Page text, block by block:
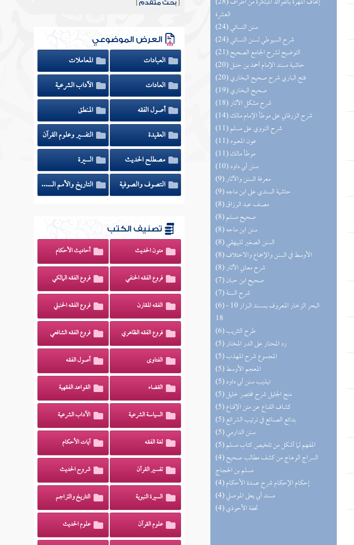
العشرة
(24) سنن النسائي
(24) شرح السيوطي لسنن النسائي
(21) التوضيح لشرح الجامع الصحيح
(20) حاشية مسند الإمام أحمد بن حنبل
(20) فتح الباري شرح صحيح البخاري
(19) صحيح البخاري
(18) شرح مشكل الآثار
(14) شرح الزرقاني على موطأ الإمام مالك
(11) شرح النووي على مسلم
(11) عون المعبود
(11) موطأ مالك
(10) سنن أبي داود
(9) معرفة السنن والآثار
(9) حاشية السندي على ابن ماجه
(8) مصنف عبد الرزاق
(8) صحيح مسلم
(8) سنن ابن ماجه
(8) السنن الصغير للبيهقي
(8) الأوسط في السنن والإجماع والاختلاف
(8) شرح معاني الآثار
(7) صحيح ابن حبان
(7) شرح السنة
(6) البحر الزخار المعروف بمسند البزار 10 -
18
(6) طرح التثريب
(5) رد المحتار على الدر المختار
(5) المجموع شرح المهذب
(5) المعجم الأوسط
(5) تهذيب سنن أبي داود
(5) منح الجليل شرح مختصر خليل
(5) كشاف القناع عن متن الإقناع
(5) بدائع الصنائع في ترتيب الشرائع
(5) سنن الدارمي
(5) المفهم لما أشكل من تلخيص كتاب مسلم
(4) السراج الوهاج من كشف مطالب صحيح
مسلم بن الحجاج
(4) إحكام الإحكام شرح عمدة الأحكام
(4) مسند أبي يعلى الموصلي
(4) تحفة الأحوذي
[بحث متقدم ]
العرض الموضوعي
العبادات
المعاملات
العادات
الآداب الشرعية
أصول الفقه
المنطق
العقيدة
التفسير وعلوم القرآن
مصطلح الحديث
السيرة
التصوف والصوفية
التاريخ والأمم السابقة
تصنيف الكتب
متون الحديث أحاديث الأحكام
فروع الفقه الحنفي فروع الفقه المالكي
الفقه المقارن فروع الفقه الحنبلي
فروع الفقه الظاهري فروع الفقه الشافعي
الفتاوى أصول الفقه
القضاء القواعد الفقهية
السياسة الشرعية الآداب الشرعية
لغة الفقه آيات الأحكام
تفسير القرآن شروح الحديث
السيرة النبوية التاريخ والتراجم
علوم القرآن علوم الحديث